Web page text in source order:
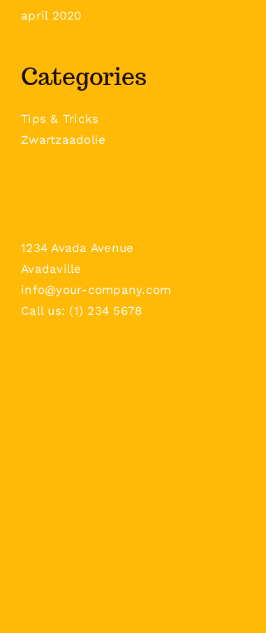
april 2020
Categories
Tips & Tricks
Zwartzaadolie
1234 Avada Avenue
Avadaville
info@your-company.com
Call us: (1) 234 5678